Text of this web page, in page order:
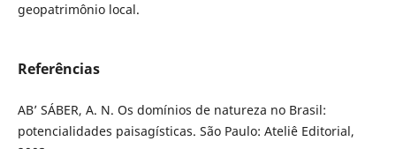
geopatrimônio local.
Referências
AB’ SÁBER, A. N. Os domínios de natureza no Brasil:
potencialidades paisagísticas. São Paulo: Ateliê Editorial,